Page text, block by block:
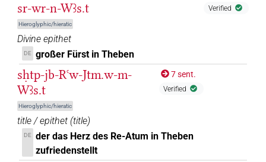
sr-wr-n-Wꜣs.t
Hieroglyphic/hieratic
Verified
Divine epithet
DE großer Fürst in Theben
sḥtp-jb-Rꜥw-Jtm.w-m-
Wꜣs.t
Hieroglyphic/hieratic
7 sent.
Verified
title / epithet (title)
DE der das Herz des Re-Atum in Theben
zufriedenstellt